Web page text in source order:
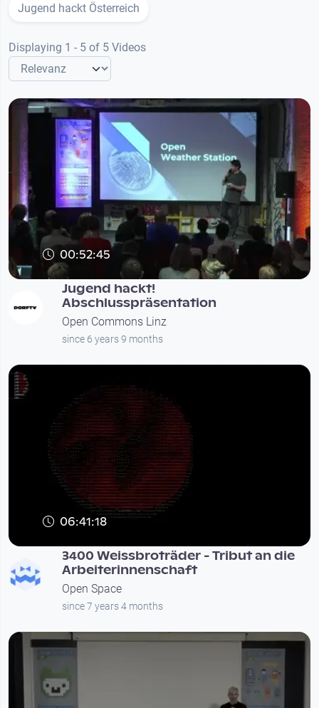
Jugend hackt Österreich
Displaying 1 - 5 of 5 Videos
00:52:45
Jugend hackt!
Abschlusspräsentation
Open Commons Linz
since 6 years 9 months
06:41:18
3400 Weissbroträder - Tribut an die
Arbeiterinnenschaft
Open Space
since 7 years 4 months